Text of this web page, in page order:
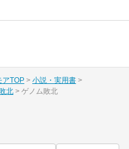
アTOP
小説・実用書
北 ゲノム敗北